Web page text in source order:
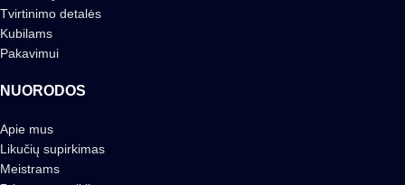
Tvirtinimo detalės
Kubilams
Pakavimui
NUORODOS
Apie mus
Likučių supirkimas
Meistrams